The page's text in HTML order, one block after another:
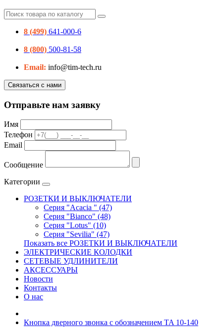
8 (499) 641-000-6
8 (800) 500-81-58
Email: info@tim-tech.ru
Связаться с нами
Отправьте нам заявку
Имя
Телефон
Email
Сообщение
Категории
РОЗЕТКИ И ВЫКЛЮЧАТЕЛИ
Серия "Acacia " (47)
Серия "Bianco" (48)
Серия "Lotus" (10)
Серия "Sevilia" (47)
Показать все РОЗЕТКИ И ВЫКЛЮЧАТЕЛИ
ЭЛЕКТРИЧЕСКИЕ КОЛОДКИ
СЕТЕВЫЕ УДЛИНИТЕЛИ
АКСЕССУАРЫ
Новости
Контакты
О нас
Кнопка дверного звонка с обозначением TA 10-140